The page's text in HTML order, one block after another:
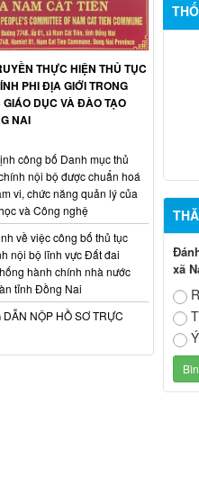
xã
THỰC HIỆN THỦ TỤC
PHI ĐỊA GIỚI TRONG
DỤC VÀ ĐÀO TẠO
NAI
công bố Danh mục thủ
nội bộ được chuẩn hoá
vi, chức năng quản lý của
và Công nghệ
về việc công bố thủ tục
nội bộ lĩnh vực Đất đai
hành chính nhà nước
tỉnh Đồng Nai
NỘP HỒ SƠ TRỰC